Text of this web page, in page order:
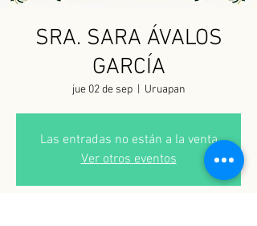
SRA. SARA ÁVALOS
GARCÍA
jue 02 de sep
  |
Uruapan
Las entradas no están a la venta
Ver otros eventos